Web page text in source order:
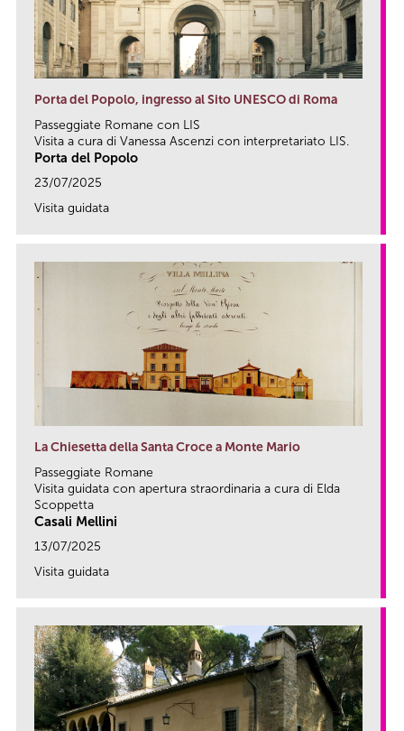
Porta del Popolo, ingresso al Sito UNESCO di Roma
Passeggiate Romane con LIS
Visita a cura di Vanessa Ascenzi con interpretariato LIS.
Porta del Popolo
23/07/2025
Visita guidata
La Chiesetta della Santa Croce a Monte Mario
Passeggiate Romane
Visita guidata con apertura straordinaria a cura di Elda
Scoppetta
Casali Mellini
13/07/2025
Visita guidata